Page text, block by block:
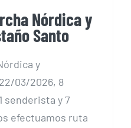
Nórdica y
Santo
y
03/2026, 8
senderista y 7
efectuamos ruta